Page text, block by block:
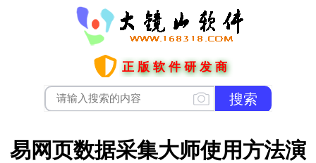
正版软件研发商
易网页数据采集大师使用方法演